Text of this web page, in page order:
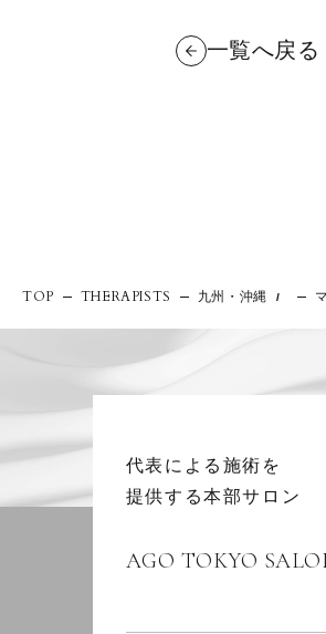
一覧へ戻る
TOP THERAPISTS 九州・沖縄 /
代表による施術を
提供する本部サロン
AGO TOKYO